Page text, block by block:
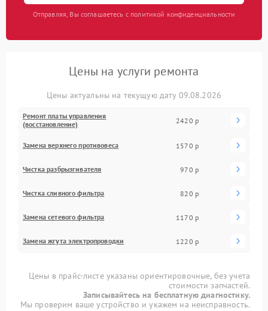
Отправляя, Вы соглашаетесь с политикой конфиденциальности
Цены на услуги ремонта
Цены актуальны на текущую дату 09.08.2026
Ремонт платы управления
(восстановление)
2420 р
Замена верхнего противовеса 1570 р
Чистка разбрызгивателя 970 р
Чистка сливного фильтра 820 р
Замена сетевого фильтра 1170 р
Замена жгута электропроводки 1220 р
Цены в прайс-листе указаны ориентировочные, без учета
стоимости запчастей.
Записывайтесь на бесплатную диагностику.
Мы проверим ваше устройство и укажем на неисправность.